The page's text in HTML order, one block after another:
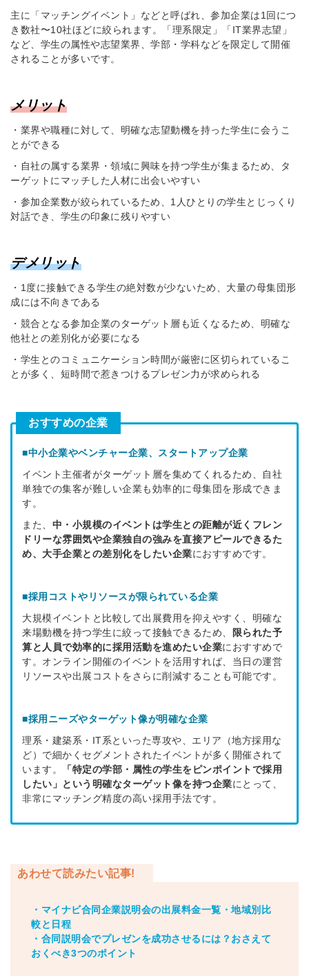
主に「マッチングイベント」などと呼ばれ、参加企業は1回につ
き数社〜10社ほどに絞られます。「理系限定」「IT業界志望」
など、学生の属性や志望業界、学部・学科などを限定して開催
されることが多いです。
メリット
・業界や職種に対して、明確な志望動機を持った学生に会うこ
とができる
・自社の属する業界・領域に興味を持つ学生が集まるため、タ
ーゲットにマッチした人材に出会いやすい
・参加企業数が絞られているため、1人ひとりの学生とじっくり
対話でき、学生の印象に残りやすい
デメリット
・ 1度に接触できる学生の絶対数が少ないため、大量の母集団形
成には不向きである
・競合となる参加企業のターゲット層も近くなるため、明確な
他社との差別化が必要になる
・学生とのコミュニケーション時間が厳密に区切られているこ
とが多く、短時間で惹きつけるプレゼン力が求められる
おすすめの企業
■中小企業やベンチャー企業、スタートアップ企業
イベント主催者がターゲット層を集めてくれるため、自社
単独での集客が難しい企業も効率的に母集団を形成できま
す。
また、 中・小規模のイベントは学生との距離が近くフレン
ドリーな雰囲気や企業独自の強みを直接アピールできるた
め、大手企業との差別化をしたい企業におすすめです。
■採用コストやリソースが限られている企業
大規模イベントと比較して出展費用を抑えやすく、明確な
来場動機を持つ学生に絞って接触できるため、
限られた予
算と人員で効率的に採用活動を進めたい企業におすすめで
す。オンライン開催のイベントを活用すれば、当日の運営
リソースや出展コストをさらに削減することも可能です。
■採用ニーズやターゲット像が明確な企業
理系・建築系・IT系といった専攻や、エリア（地方採用な
ど）で細かくセグメントされたイベントが多く開催されて
います。
「特定の学部・属性の学生をピンポイントで採用
したい」という明確なターゲット像を持つ企業にとって、
非常にマッチング精度の高い採用手法です。
あわせて読みたい記事!
・マイナビ合同企業説明会の出展料金一覧・地域別比
較と日程
・合同説明会でプレゼンを成功させるには？おさえて
おくべき3つのポイント